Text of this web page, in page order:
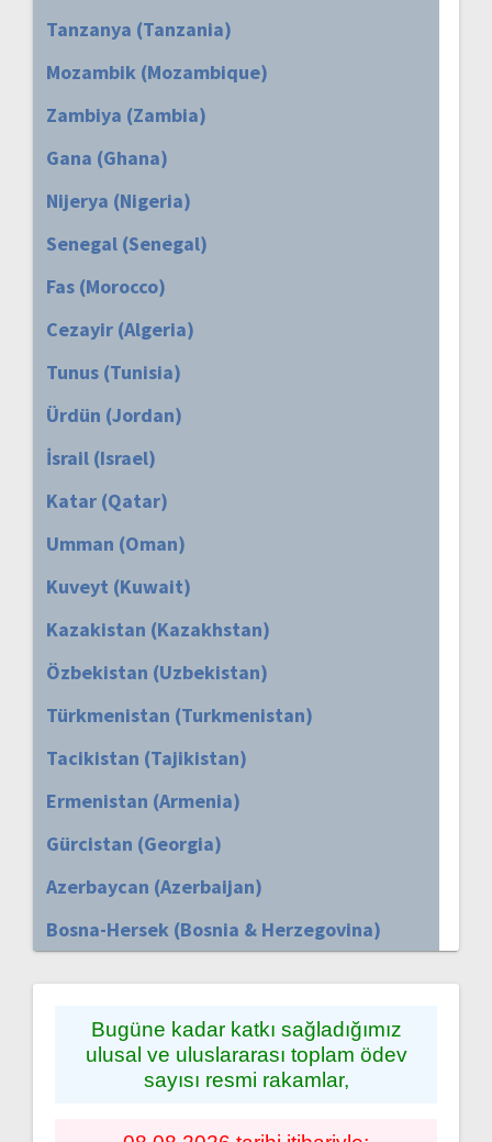
Tanzanya (Tanzania)
Mozambik (Mozambique)
Zambiya (Zambia)
Gana (Ghana)
Nijerya (Nigeria)
Senegal (Senegal)
Fas (Morocco)
Cezayir (Algeria)
Tunus (Tunisia)
Ürdün (Jordan)
İsrail (Israel)
Katar (Qatar)
Umman (Oman)
Kuveyt (Kuwait)
Kazakistan (Kazakhstan)
Özbekistan (Uzbekistan)
Türkmenistan (Turkmenistan)
Tacikistan (Tajikistan)
Ermenistan (Armenia)
Gürcistan (Georgia)
Azerbaycan (Azerbaijan)
Bosna-Hersek (Bosnia & Herzegovina)
Bugüne kadar katkı sağladığımız
ulusal ve uluslararası toplam ödev
sayısı resmi rakamlar,